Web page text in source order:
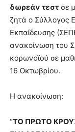
porn
δωρεάν τεστ σε
ζητά ο Σύλλογος
Εκπαίδευσης
ανακοίνωση του
κορωνοϊού σε
16 Οκτωβρίου.
Η ανακοίνωση:
“ΤΟ ΠΡΩΤΟ